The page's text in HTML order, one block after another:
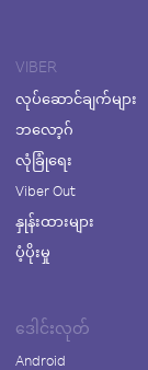
VIBER
လုပ်ဆောင်ချက်များ
ဘလော့ဂ်
လုံခြုံရေး
Viber Out
နှုန်းထားများ
ပံ့ပိုးမှု
ဒေါင်းလုတ်
Android